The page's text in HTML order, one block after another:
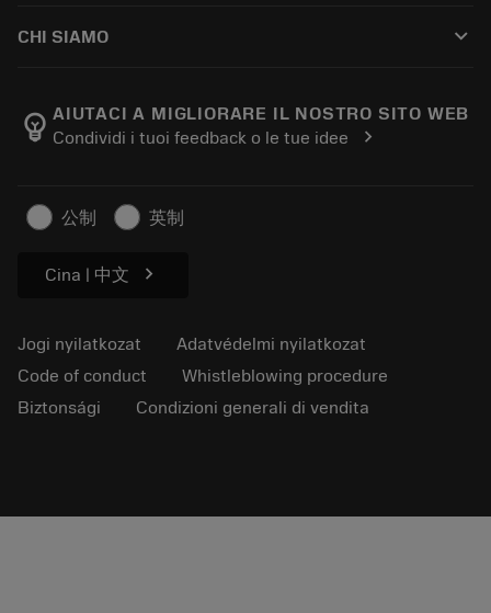
Megrendelés
Rendelés nyomon követése
Ajánlatkérés
CHI SIAMO keyboard_arrow_down
Manufacturing Wellness
Karrier
Cikkek
Sajtó részére
emoji_objects AIUTACI A MIGLIORARE IL NOSTRO SITO WEB
Condividi i tuoi feedback o le tue idee
chevron_right
公制 英制
Cina | 中文 chevron_right
Jogi nyilatkozat
Adatvédelmi nyilatkozat
Code of conduct
Whistleblowing procedure
Biztonsági
Condizioni generali di vendita